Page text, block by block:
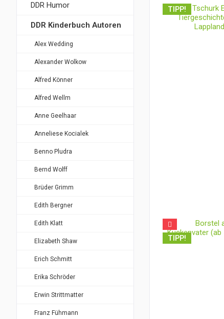
DDR Humor
DDR Kinderbuch Autoren
Alex Wedding
Alexander Wolkow
Alfred Könner
Alfred Wellm
Anne Geelhaar
Anneliese Kocialek
Benno Pludra
Bernd Wolff
Brüder Grimm
Edith Bergner
Edith Klatt
Elizabeth Shaw
Erich Schmitt
Erika Schröder
Erwin Strittmatter
Franz Fühmann
TIPP!
TIPP!